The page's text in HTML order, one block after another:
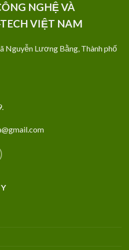
NGHỆ VÀ
VIỆT NAM
Nguyễn Lương Bằng, Thành phố